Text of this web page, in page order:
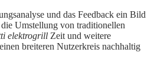
und das Feedback ein Bild
Umstellung von traditionellen
elektrogrill Zeit und weitere
breiteren Nutzerkreis nachhaltig